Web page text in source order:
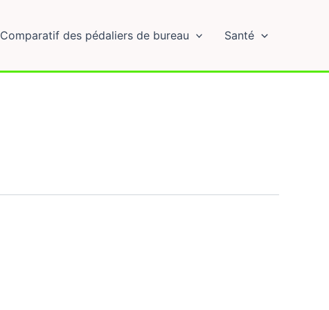
Comparatif des pédaliers de bureau Santé